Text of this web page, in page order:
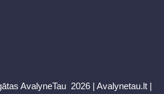
AvalyneTau 2026 | Avalynetau.lt |